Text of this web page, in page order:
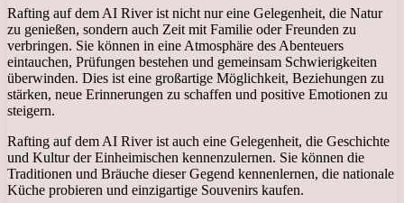
Rafting auf dem AI River ist nicht nur eine Gelegenheit, die Natur
zu genießen, sondern auch Zeit mit Familie oder Freunden zu
verbringen. Sie können in eine Atmosphäre des Abenteuers
eintauchen, Prüfungen bestehen und gemeinsam Schwierigkeiten
überwinden. Dies ist eine großartige Möglichkeit, Beziehungen zu
stärken, neue Erinnerungen zu schaffen und positive Emotionen zu
steigern.
Rafting auf dem AI River ist auch eine Gelegenheit, die Geschichte
und Kultur der Einheimischen kennenzulernen. Sie können die
Traditionen und Bräuche dieser Gegend kennenlernen, die nationale
Küche probieren und einzigartige Souvenirs kaufen.